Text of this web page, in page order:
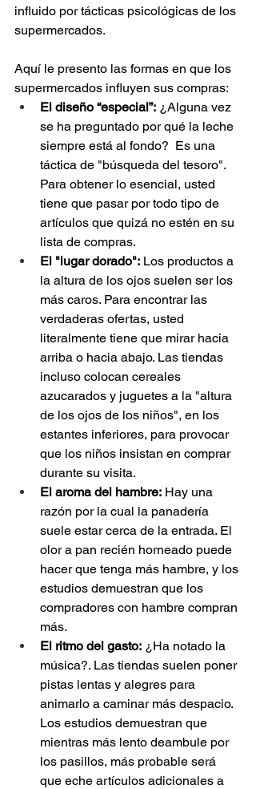
influido por tácticas psicológicas de los
supermercados.
Aquí le presento las formas en que los
supermercados influyen sus compras:
El diseño “especial”: ¿Alguna vez
se ha preguntado por qué la leche
siempre está al fondo?  Es una
táctica de "búsqueda del tesoro".
Para obtener lo esencial, usted
tiene que pasar por todo tipo de
artículos que quizá no estén en su
lista de compras.
El "lugar dorado": Los productos a
la altura de los ojos suelen ser los
más caros. Para encontrar las
verdaderas ofertas, usted
literalmente tiene que mirar hacia
arriba o hacia abajo. Las tiendas
incluso colocan cereales
azucarados y juguetes a la "altura
de los ojos de los niños", en los
estantes inferiores, para provocar
que los niños insistan en comprar
durante su visita.
El aroma del hambre: Hay una
razón por la cual la panadería
suele estar cerca de la entrada. El
olor a pan recién horneado puede
hacer que tenga más hambre, y los
estudios demuestran que los
compradores con hambre compran
más.
El ritmo del gasto: ¿Ha notado la
música?. Las tiendas suelen poner
pistas lentas y alegres para
animarlo a caminar más despacio.
Los estudios demuestran que
mientras más lento deambule por
los pasillos, más probable será
que eche artículos adicionales a